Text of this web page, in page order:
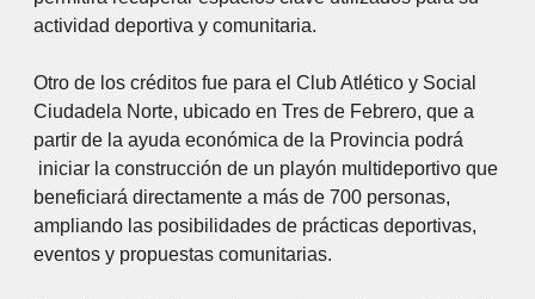
actividad deportiva y comunitaria.
Otro de los créditos fue para el Club Atlético y Social
Ciudadela Norte, ubicado en Tres de Febrero, que a
partir de la ayuda económica de la Provincia podrá
iniciar la construcción de un playón multideportivo que
beneficiará directamente a más de 700 personas,
ampliando las posibilidades de prácticas deportivas,
eventos y propuestas comunitarias.